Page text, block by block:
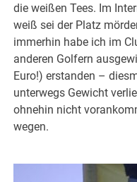
die weißen Tees. Im
weiß sei der Platz
immerhin habe ich im
anderen Golfern
Euro!) erstanden –
unterwegs Gewicht
ohnehin nicht
wegen.